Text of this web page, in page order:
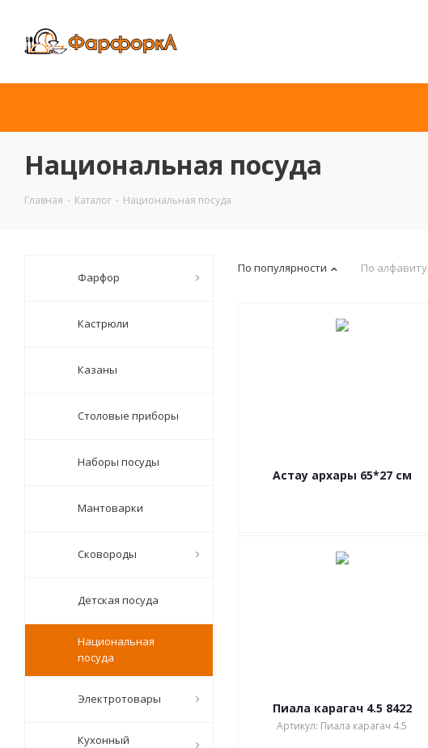
Национальная посуда
Главная - Каталог - Национальная посуда
По популярности По алфавиту
Астау архары 65*27 см
Пиала карагач 4.5 8422
Артикул: Пиала карагач 4.5
Фарфор
Кастрюли
Казаны
Столовые приборы
Наборы посуды
Мантоварки
Сковороды
Детская посуда
Национальная
посуда
Электротовары
Кухонный